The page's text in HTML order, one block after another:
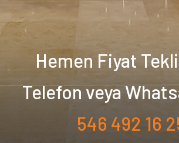
Hemen Fiyat
Telefon veya
546 492 16